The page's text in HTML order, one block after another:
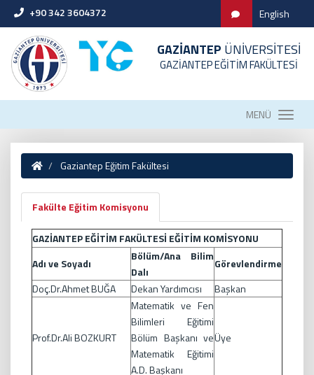
+90 342 3604372 English
GAZİANTEP ÜNİVERSİTESİ
GAZİANTEP EĞİTİM FAKÜLTESİ
MENÜ
Gaziantep Eğitim Fakültesi
Fakülte Eğitim Komisyonu
GAZİANTEP EĞİTİM FAKÜLTESİ EĞİTİM KOMİSYONU
Adı ve Soyadı
Bölüm/Ana Bilim
Dalı
Görevlendirme
Doç.Dr.Ahmet BUĞA
Dekan Yardımcısı Başkan
Prof.Dr.Ali BOZKURT
Matematik ve Fen
Bilimleri Eğitimi
Bölüm Başkanı ve
Matematik Eğitimi
A.D. Başkanı
Üye